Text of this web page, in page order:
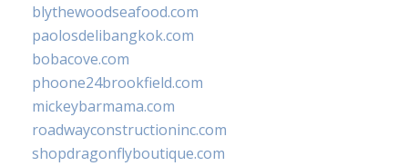
blythewoodseafood.com
paolosdelibangkok.com
bobacove.com
phoone24brookfield.com
mickeybarmama.com
roadwayconstructioninc.com
shopdragonflyboutique.com